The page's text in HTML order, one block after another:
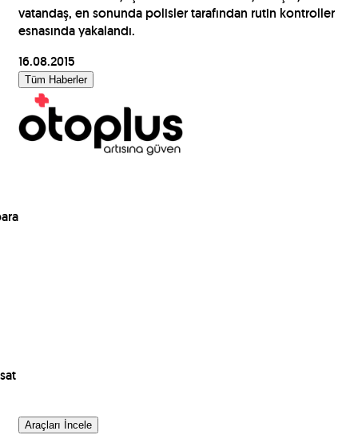
vatandaş, en sonunda polisler tarafından rutin kontroller
esnasında yakalandı.
16.08.2015
Tüm Haberler
Araçları İncele